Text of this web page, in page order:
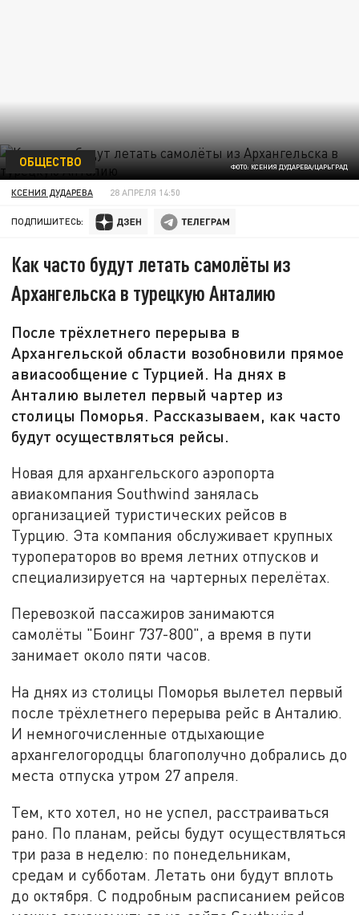
ФОТО: КСЕНИЯ ДУДАРЕВА/ЦАРЬГРАД
ОБЩЕСТВО
КСЕНИЯ ДУДАРЕВА 28 АПРЕЛЯ 14:50
ПОДПИШИТЕСЬ:
Как часто будут летать самолёты из
Архангельска в турецкую Анталию
После трёхлетнего перерыва в
Архангельской области возобновили прямое
авиасообщение с Турцией. На днях в
Анталию вылетел первый чартер из
столицы Поморья. Рассказываем, как часто
будут осуществляться рейсы.
Новая для архангельского аэропорта
авиакомпания Southwind занялась
организацией туристических рейсов в
Турцию. Эта компания обслуживает крупных
туроператоров во время летних отпусков и
специализируется на чартерных перелётах.
Перевозкой пассажиров занимаются
самолёты "Боинг 737-800", а время в пути
занимает около пяти часов.
На днях из столицы Поморья вылетел первый
после трёхлетнего перерыва рейс в Анталию.
И немногочисленные отдыхающие
архангелогородцы благополучно добрались до
места отпуска утром 27 апреля.
Тем, кто хотел, но не успел, расстраиваться
рано. По планам, рейсы будут осуществляться
три раза в неделю: по понедельникам,
средам и субботам. Летать они будут вплоть
до октября. С подробным расписанием рейсов